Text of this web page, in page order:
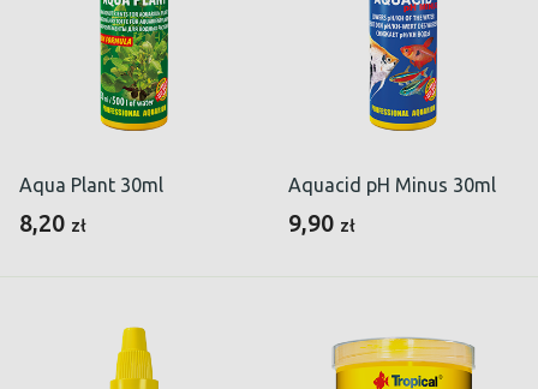
Aqua Plant 30ml
8,20 zł
Aquacid pH Minus 30ml
9,90 zł